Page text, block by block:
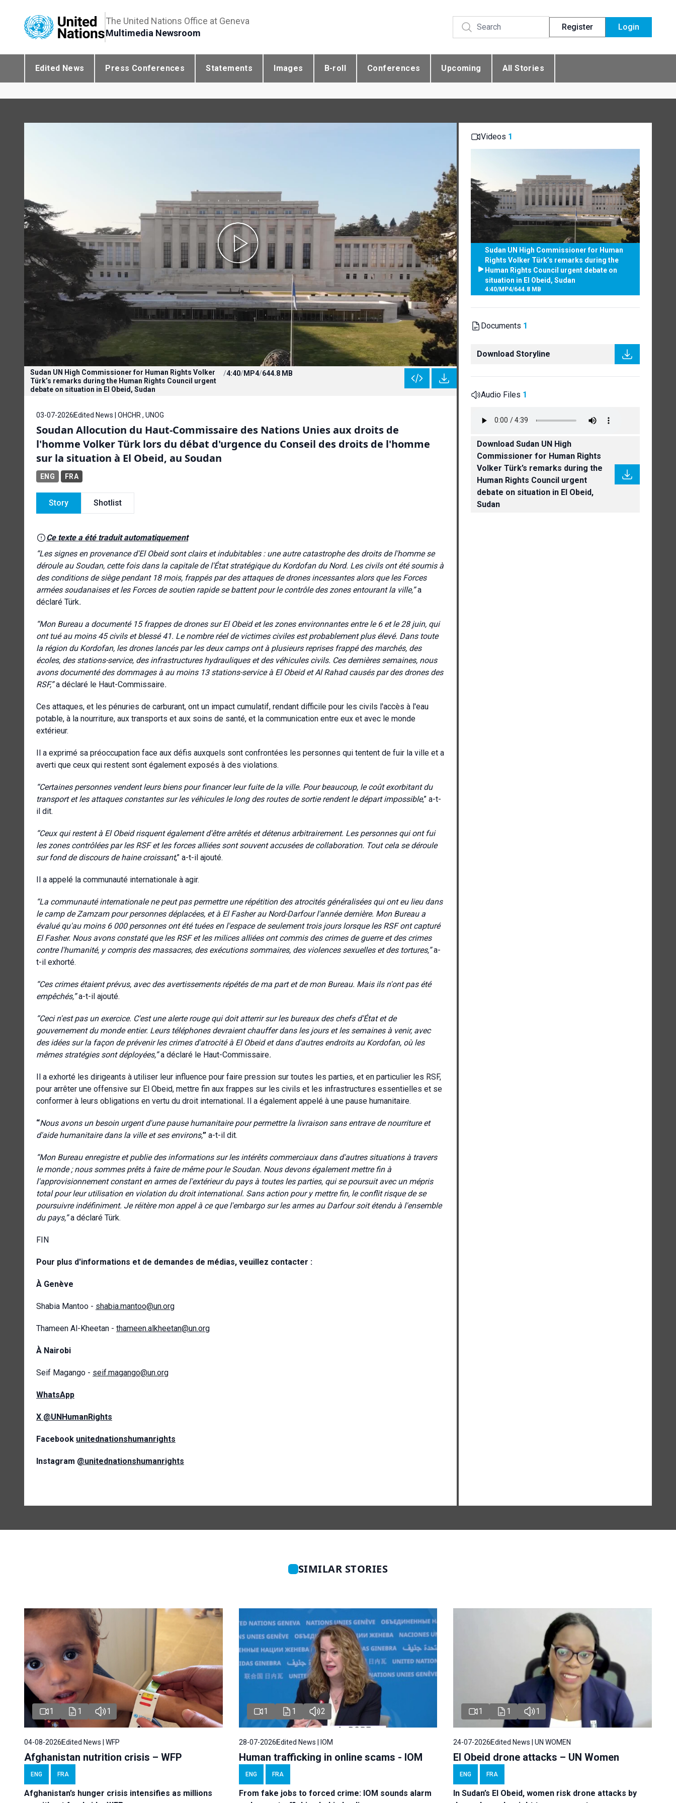
The United Nations Office at Geneva
Multimedia Newsroom
Register Login
Edited News Press Conferences Statements Images B-roll Conferences Upcoming All Stories
Sudan UN High Commissioner for Human Rights Volker
Türk’s remarks during the Human Rights Council urgent
debate on situation in El Obeid, Sudan
/4:40/MP4/644.8 MB
03-07-2026 Edited News | OHCHR , UNOG
Soudan Allocution du Haut-Commissaire des Nations Unies aux droits de
l'homme Volker Türk lors du débat d'urgence du Conseil des droits de l'homme
sur la situation à El Obeid, au Soudan
ENG FRA
Story Shotlist
Ce texte a été traduit automatiquement
“Les signes en provenance d'El Obeid sont clairs et indubitables : une autre catastrophe des droits de l'homme se
déroule au Soudan, cette fois dans la capitale de l'État stratégique du Kordofan du Nord. Les civils ont été soumis à
des conditions de siège pendant 18 mois, frappés par des attaques de drones incessantes alors que les Forces
armées soudanaises et les Forces de soutien rapide se battent pour le contrôle des zones entourant la ville,”a
déclaré Türk.
“Mon Bureau a documenté 15 frappes de drones sur El Obeid et les zones environnantes entre le 6 et le 28 juin, qui
ont tué au moins 45 civils et blessé 41. Le nombre réel de victimes civiles est probablement plus élevé. Dans toute
la région du Kordofan, les drones lancés par les deux camps ont à plusieurs reprises frappé des marchés, des
écoles, des stations-service, des infrastructures hydrauliques et des véhicules civils. Ces dernières semaines, nous
avons documenté des dommages à au moins 13 stations-service à El Obeid et Al Rahad causés par des drones des
RSF,”a déclaré le Haut-Commissaire.
Ces attaques, et les pénuries de carburant, ont un impact cumulatif, rendant difficile pour les civils l'accès à l'eau
potable, à la nourriture, aux transports et aux soins de santé, et la communication entre eux et avec le monde
extérieur.
Il a exprimé sa préoccupation face aux défis auxquels sont confrontées les personnes qui tentent de fuir la ville et a
averti que ceux qui restent sont également exposés à des violations.
“Certaines personnes vendent leurs biens pour financer leur fuite de la ville. Pour beaucoup, le coût exorbitant du
transport et les attaques constantes sur les véhicules le long des routes de sortie rendent le départ impossible,” a-t-
il dit.
“Ceux qui restent à El Obeid risquent également d'être arrêtés et détenus arbitrairement. Les personnes qui ont fui
les zones contrôlées par les RSF et les forces alliées sont souvent accusées de collaboration. Tout cela se déroule
sur fond de discours de haine croissant,” a-t-il ajouté.
Il a appelé la communauté internationale à agir.
“La communauté internationale ne peut pas permettre une répétition des atrocités généralisées qui ont eu lieu dans
le camp de Zamzam pour personnes déplacées, et à El Fasher au Nord-Darfour l'année dernière. Mon Bureau a
évalué qu'au moins 6 000 personnes ont été tuées en l'espace de seulement trois jours lorsque les RSF ont capturé
El Fasher. Nous avons constaté que les RSF et les milices alliées ont commis des crimes de guerre et des crimes
contre l'humanité, y compris des massacres, des exécutions sommaires, des violences sexuelles et des tortures,”a-
t-il exhorté.
“Ces crimes étaient prévus, avec des avertissements répétés de ma part et de mon Bureau. Mais ils n'ont pas été
empêchés,”a-t-il ajouté.
“Ceci n'est pas un exercice. C'est une alerte rouge qui doit atterrir sur les bureaux des chefs d'État et de
gouvernement du monde entier. Leurs téléphones devraient chauffer dans les jours et les semaines à venir, avec
des idées sur la façon de prévenir les crimes d'atrocité à El Obeid et dans d'autres endroits au Kordofan, où les
mêmes stratégies sont déployées,”a déclaré le Haut-Commissaire.
Il a exhorté les dirigeants à utiliser leur influence pour faire pression sur toutes les parties, et en particulier les RSF,
pour arrêter une offensive sur El Obeid, mettre fin aux frappes sur les civils et les infrastructures essentielles et se
conformer à leurs obligations en vertu du droit international. Il a également appelé à une pause humanitaire.
“Nous avons un besoin urgent d'une pause humanitaire pour permettre la livraison sans entrave de nourriture et
d'aide humanitaire dans la ville et ses environs,” a-t-il dit.
“Mon Bureau enregistre et publie des informations sur les intérêts commerciaux dans d'autres situations à travers
le monde ; nous sommes prêts à faire de même pour le Soudan. Nous devons également mettre fin à
l'approvisionnement constant en armes de l'extérieur du pays à toutes les parties, qui se poursuit avec un mépris
total pour leur utilisation en violation du droit international. Sans action pour y mettre fin, le conflit risque de se
poursuivre indéfiniment. Je réitère mon appel à ce que l'embargo sur les armes au Darfour soit étendu à l'ensemble
du pays,”a déclaré Türk.
FIN
Pour plus d'informations et de demandes de médias, veuillez contacter :
À Genève
Shabia Mantoo - shabia.mantoo@un.org
Thameen Al-Kheetan - thameen.alkheetan@un.org
À Nairobi
Seif Magango - seif.magango@un.org
WhatsApp
X @UNHumanRights
Facebook unitednationshumanrights
Instagram @unitednationshumanrights
Videos 1
Sudan UN High Commissioner for Human
Rights Volker Türk’s remarks during the
Human Rights Council urgent debate on
situation in El Obeid, Sudan
4:40/MP4/644.8 MB
Documents 1
Download Storyline
Audio Files 1
Download Sudan UN High
Commissioner for Human Rights
Volker Türk’s remarks during the
Human Rights Council urgent
debate on situation in El Obeid,
Sudan
SIMILAR STORIES
1 1 1
04-08-2026Edited News | WFP
Afghanistan nutrition crisis – WFP
ENG FRA
Afghanistan’s hunger crisis intensifies as millions
1 1 2
28-07-2026Edited News | IOM
Human trafficking in online scams - IOM
ENG FRA
From fake jobs to forced crime: IOM sounds alarm
1 1 1
24-07-2026Edited News | UN WOMEN
El Obeid drone attacks – UN Women
ENG FRA
In Sudan’s El Obeid, women risk drone attacks by